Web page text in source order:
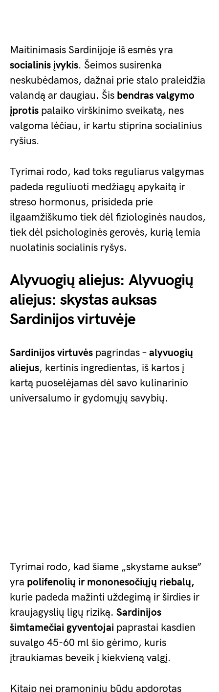
Maitinimasis Sardinijoje iš esmės yra
socialinis įvykis. Šeimos susirenka
neskubėdamos, dažnai prie stalo praleidžia
valandą ar daugiau. Šis bendras valgymo
įprotis palaiko virškinimo sveikatą, nes
valgoma lėčiau, ir kartu stiprina socialinius
ryšius.
Tyrimai rodo, kad toks reguliarus valgymas
padeda reguliuoti medžiagų apykaitą ir
streso hormonus, prisideda prie
ilgaamžiškumo tiek dėl fiziologinės naudos,
tiek dėl psichologinės gerovės, kurią lemia
nuolatinis socialinis ryšys.
Alyvuogių aliejus: Alyvuogių
aliejus: skystas auksas
Sardinijos virtuvėje
Sardinijos virtuvės pagrindas – alyvuogių
aliejus, kertinis ingredientas, iš kartos į
kartą puoselėjamas dėl savo kulinarinio
universalumo ir gydomųjų savybių.
Tyrimai rodo, kad šiame „skystame aukse”
yra polifenolių ir mononesočiųjų riebalų,
kurie padeda mažinti uždegimą ir širdies ir
kraujagyslių ligų riziką. Sardinijos
šimtamečiai gyventojai paprastai kasdien
suvalgo 45-60 ml šio gėrimo, kuris
įtraukiamas beveik į kiekvieną valgį.
Kitaip nei pramoniniu būdu apdorotas